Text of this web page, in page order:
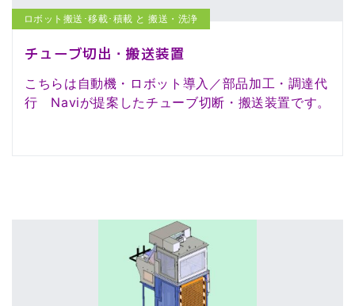
ロボット搬送･移載･積載 と 搬送・洗浄
チューブ切出・搬送装置
こちらは自動機・ロボット導入／部品加工・調達代
行 Naviが提案したチューブ切断・搬送装置です。